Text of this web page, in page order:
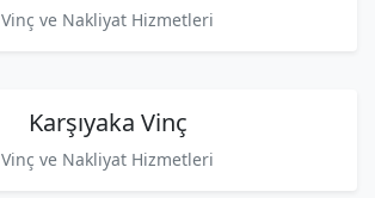
Vinç ve Nakliyat Hizmetleri
Karşıyaka Vinç
Vinç ve Nakliyat Hizmetleri